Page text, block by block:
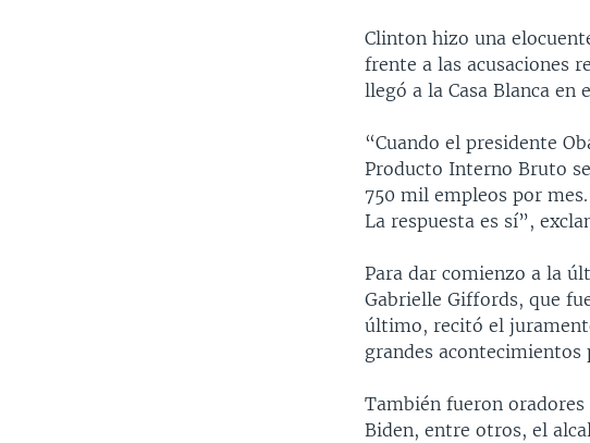
Clinton hizo una
frente a las acusaciones
llegó a la Casa Blanca
“Cuando el presidente
Producto Interno Bruto
750 mil empleos por
La respuesta es sí”,
Para dar comienzo a la
Gabrielle Giffords, que
último, recitó el
grandes acontecimientos
También fueron oradores
Biden, entre otros, el